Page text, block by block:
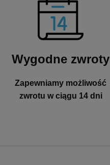
Wygodne zwroty
Zapewniamy możliwość
zwrotu w ciągu 14 dni